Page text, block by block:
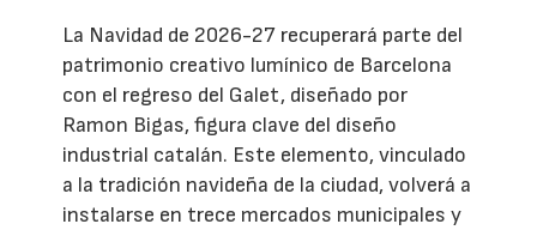
La Navidad de 2026-27 recuperará parte del
patrimonio creativo lumínico de Barcelona
con el regreso del Galet, diseñado por
Ramon Bigas, figura clave del diseño
industrial catalán. Este elemento, vinculado
a la tradición navideña de la ciudad, volverá a
instalarse en trece mercados municipales y